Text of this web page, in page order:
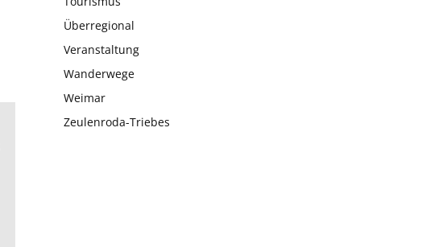
Überregional
Veranstaltung
Wanderwege
Weimar
Zeulenroda-Triebes